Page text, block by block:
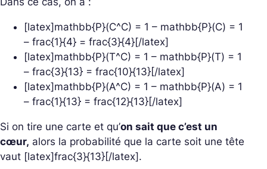
[latex]mathbb{P}(C^C) = 1 – mathbb{P}(C) = 1
– frac{1}{4} = frac{3}{4}[/latex]
[latex]mathbb{P}(T^C) = 1 – mathbb{P}(T) = 1
– frac{3}{13} = frac{10}{13}[/latex]
[latex]mathbb{P}(A^C) = 1 – mathbb{P}(A) = 1
– frac{1}{13} = frac{12}{13}[/latex]
Si on tire une carte et qu’on sait que c’est un
cœur, alors la probabilité que la carte soit une tête
vaut [latex]frac{3}{13}[/latex].